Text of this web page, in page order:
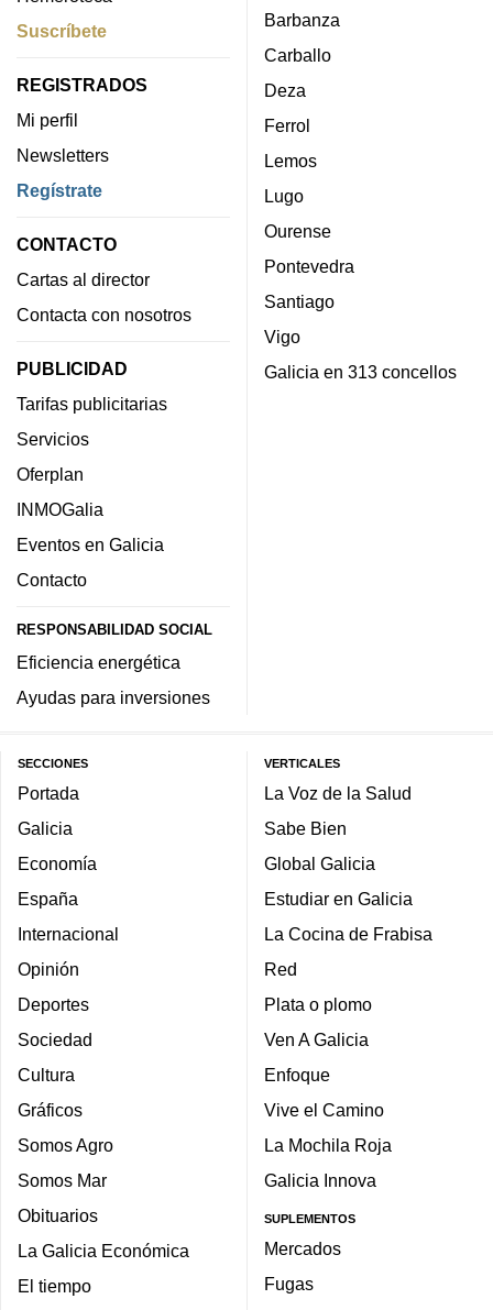
Suscríbete
REGISTRADOS
Mi perfil
Newsletters
Regístrate
CONTACTO
Cartas al director
Contacta con nosotros
PUBLICIDAD
Tarifas publicitarias
Servicios
Oferplan
INMOGalia
Eventos en Galicia
Contacto
RESPONSABILIDAD SOCIAL
Eficiencia energética
Ayudas para inversiones
Barbanza
Carballo
Deza
Ferrol
Lemos
Lugo
Ourense
Pontevedra
Santiago
Vigo
Galicia en 313 concellos
SECCIONES
Portada
Galicia
Economía
España
Internacional
Opinión
Deportes
Sociedad
Cultura
Gráficos
Somos Agro
Somos Mar
Obituarios
La Galicia Económica
El tiempo
VERTICALES
La Voz de la Salud
Sabe Bien
Global Galicia
Estudiar en Galicia
La Cocina de Frabisa
Red
Plata o plomo
Ven A Galicia
Enfoque
Vive el Camino
La Mochila Roja
Galicia Innova
SUPLEMENTOS
Mercados
Fugas